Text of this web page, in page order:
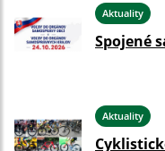
Aktuality
Spojené
Aktuality